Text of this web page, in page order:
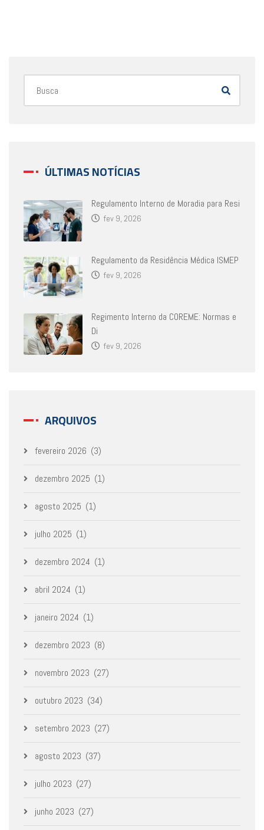
ÚLTIMAS NOTÍCIAS
Regulamento Interno de Moradia para Resi
fev 9, 2026
Regulamento da Residência Médica ISMEP
fev 9, 2026
Regimento Interno da COREME: Normas e
Di
fev 9, 2026
ARQUIVOS
fevereiro 2026 (3)
dezembro 2025 (1)
agosto 2025 (1)
julho 2025 (1)
dezembro 2024 (1)
abril 2024 (1)
janeiro 2024 (1)
dezembro 2023 (8)
novembro 2023 (27)
outubro 2023 (34)
setembro 2023 (27)
agosto 2023 (37)
julho 2023 (27)
junho 2023 (27)